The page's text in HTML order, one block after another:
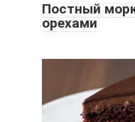
Постный
орехами